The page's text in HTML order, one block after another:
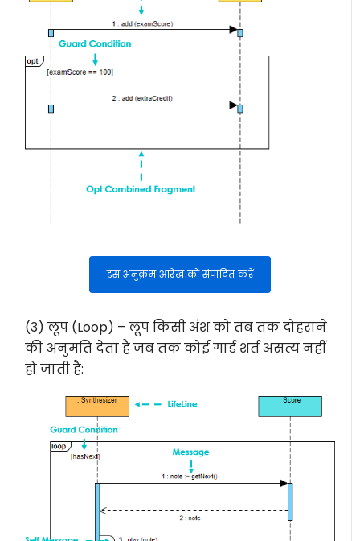
इस अनुक्रम आरेख को संपादित करें
(3) लूप (Loop) – लूप किसी अंश को तब तक दोहराने
की अनुमति देता है जब तक कोई गार्ड शर्त असत्य नहीं
हो जाती है: